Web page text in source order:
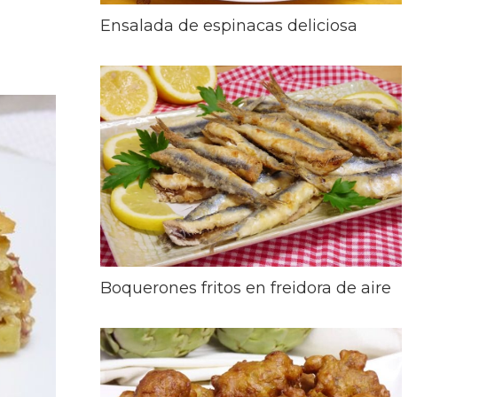
Ensalada de espinacas deliciosa
Boquerones fritos en freidora de aire